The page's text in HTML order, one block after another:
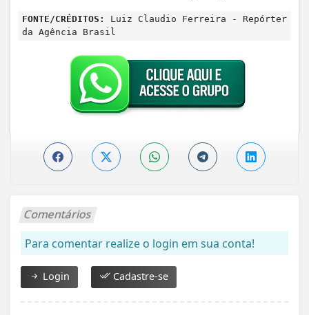
FONTE/CRÉDITOS:
Luiz Claudio Ferreira - Repórter
da Agência Brasil
Comentários
Para comentar realize o login em sua conta!
Login Cadastre-se